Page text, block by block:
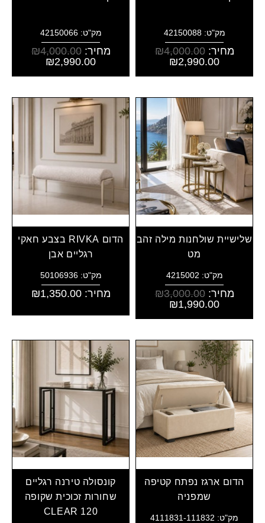
מק"ט: 42150088
מחיר: ₪4,000.00
₪2,990.00
מק"ט: 42150066
מחיר: ₪4,000.00
₪2,990.00
שלישיית שולחנות מילה זהב
מט
מק"ט: 4215002
מחיר: ₪3,000.00
₪1,990.00
הדום RIVKA בצבע חאקי
רגליים אבן
מק"ט: 50106936
מחיר: ₪1,350.00
הדום ארגז נפתח קטיפה
שמפניה
מק"ט: 4111831-111832
קונסולה טירנה רגליים
שחורות זכוכית שקופה
CLEAR 120